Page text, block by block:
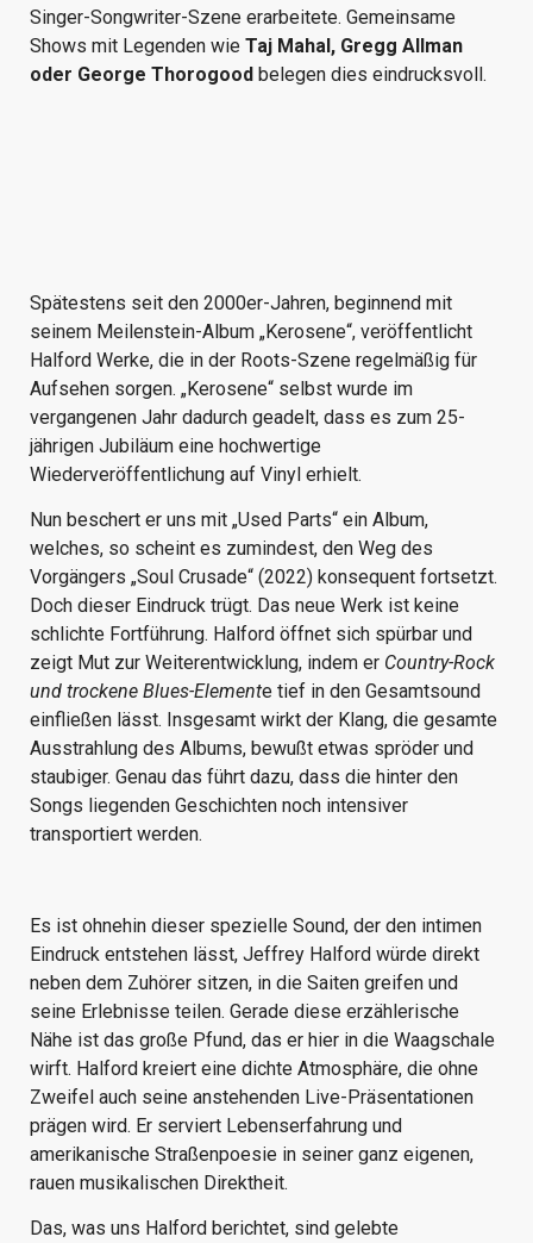
Singer-Songwriter-Szene erarbeitete. Gemeinsame
Shows mit Legenden wie Taj Mahal, Gregg Allman
oder George Thorogood belegen dies eindrucksvoll.
Spätestens seit den 2000er-Jahren, beginnend mit
seinem Meilenstein-Album „Kerosene“, veröffentlicht
Halford Werke, die in der Roots-Szene regelmäßig für
Aufsehen sorgen. „Kerosene“ selbst wurde im
vergangenen Jahr dadurch geadelt, dass es zum 25-
jährigen Jubiläum eine hochwertige
Wiederveröffentlichung auf Vinyl erhielt.
Nun beschert er uns mit „Used Parts“ ein Album,
welches, so scheint es zumindest, den Weg des
Vorgängers „Soul Crusade“ (2022) konsequent fortsetzt.
Doch dieser Eindruck trügt. Das neue Werk ist keine
schlichte Fortführung. Halford öffnet sich spürbar und
zeigt Mut zur Weiterentwicklung, indem er Country-Rock
und trockene Blues-Elemente tief in den Gesamtsound
einfließen lässt. Insgesamt wirkt der Klang, die gesamte
Ausstrahlung des Albums, bewußt etwas spröder und
staubiger. Genau das führt dazu, dass die hinter den
Songs liegenden Geschichten noch intensiver
transportiert werden.
Es ist ohnehin dieser spezielle Sound, der den intimen
Eindruck entstehen lässt, Jeffrey Halford würde direkt
neben dem Zuhörer sitzen, in die Saiten greifen und
seine Erlebnisse teilen. Gerade diese erzählerische
Nähe ist das große Pfund, das er hier in die Waagschale
wirft. Halford kreiert eine dichte Atmosphäre, die ohne
Zweifel auch seine anstehenden Live-Präsentationen
prägen wird. Er serviert Lebenserfahrung und
amerikanische Straßenpoesie in seiner ganz eigenen,
rauen musikalischen Direktheit.
Das, was uns Halford berichtet, sind gelebte